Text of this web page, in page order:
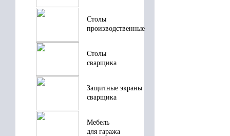
Столы
производственные
Столы
сварщика
Защитные экраны
сварщика
Мебель
для гаража